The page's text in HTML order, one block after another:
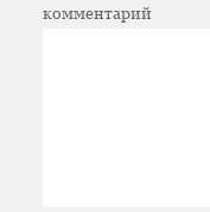
комментарий